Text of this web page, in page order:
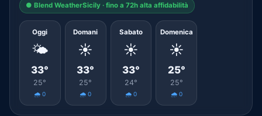
● Blend WeatherSicily · fino a 72h alta affidabilità
Oggi
🌤️
33°
25°
🌧️ 0
Domani
☀️
33°
25°
🌧️ 0
Sabato
☀️
33°
24°
🌧️ 0
Domenica
☀️
25°
25°
🌧️ 0